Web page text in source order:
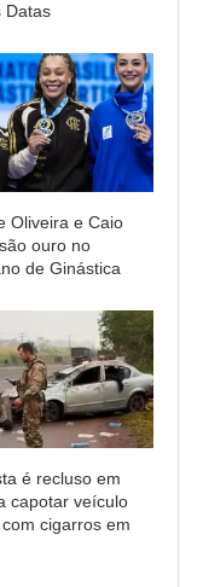
Datas
Oliveira e Caio
ouro no
de Ginástica
é recluso em
capotar veículo
cigarros em